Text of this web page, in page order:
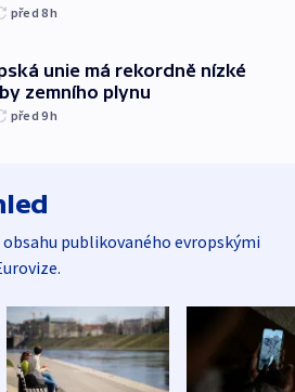
před 8h
unie má rekordně nízké
zemního plynu
před 9h
obsahu publikovaného evropskými